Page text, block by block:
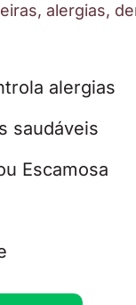
alergias,
alergias
saudáveis
Escamosa